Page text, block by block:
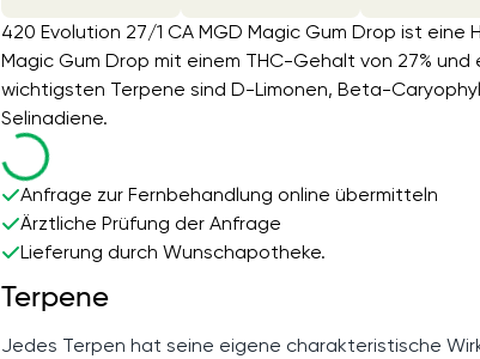
420 Evolution 27/1 CA MGD Magic Gum Drop ist
Magic Gum Drop mit einem THC-Gehalt von 27% und
wichtigsten Terpene sind D-Limonen, Beta-
Selinadiene.
Anfrage zur Fernbehandlung online übermitteln
Ärztliche Prüfung der Anfrage
Lieferung durch Wunschapotheke.
Terpene
Jedes Terpen hat seine eigene charakteristische